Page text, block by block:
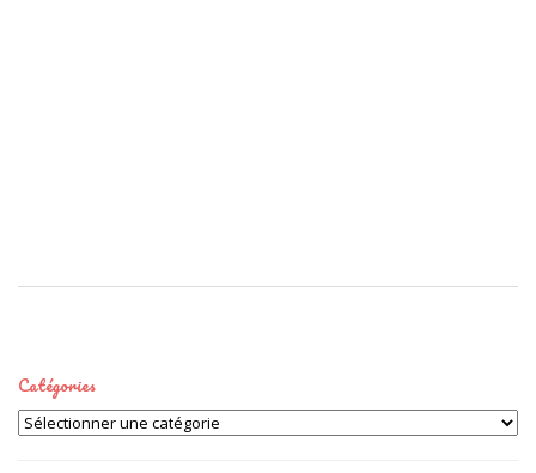
Catégories
Catégories